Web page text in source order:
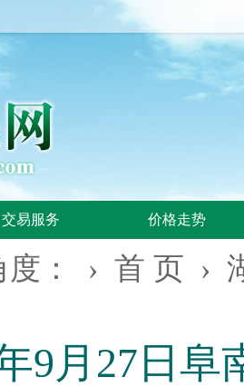
交易服务 价格走势
度： › 首 页 ›
9月27日